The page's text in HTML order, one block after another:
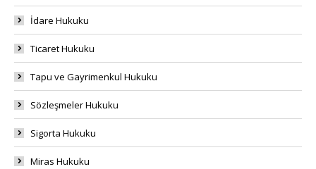
İdare Hukuku
Ticaret Hukuku
Tapu ve Gayrimenkul Hukuku
Sözleşmeler Hukuku
Sigorta Hukuku
Miras Hukuku